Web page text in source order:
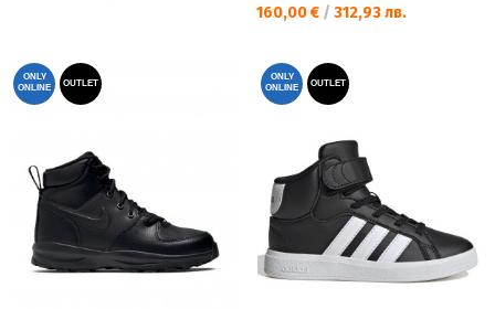
Текуща цена:
160,00 € / 312,93 лв.
ONLY
ONLINE
OUTLET
ONLY
ONLINE
OUTLET